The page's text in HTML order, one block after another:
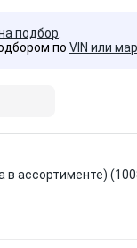
подбор
по VIN или
в ассортименте)